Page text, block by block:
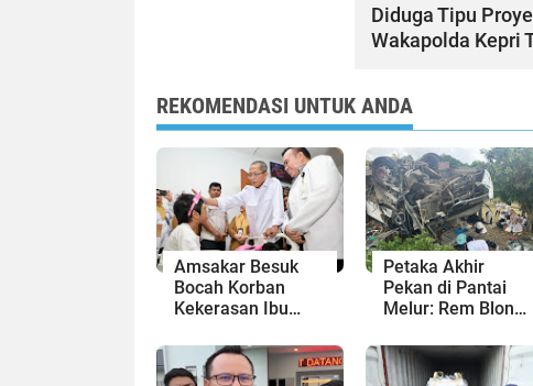
Diduga Tipu
Wakapolda Kepri
REKOMENDASI UNTUK ANDA
Amsakar Besuk
Bocah Korban
Kekerasan Ibu
Menjamin
Pendidikannya
Petaka Akhir
Pekan di Pantai
Melur: Rem Blong
Satu Penumpang
Bus Wisata Tewas